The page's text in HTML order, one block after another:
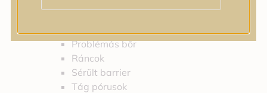
Problémás bőr
Ráncok
Sérült barrier
Tág pórusok